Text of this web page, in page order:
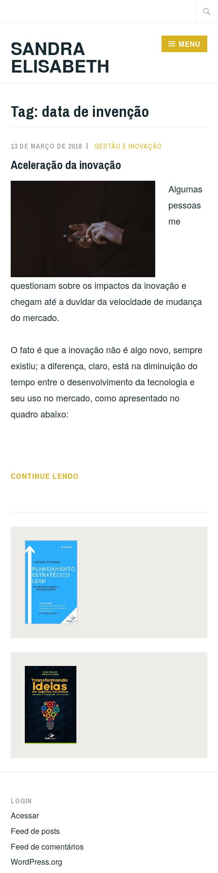
SANDRA
ELISABETH
MENU
Tag: data de invenção
13 DE MARÇO DE 2018 GESTÃO E INOVAÇÃO
Aceleração da inovação
Algumas
pessoas
me
questionam sobre os impactos da inovação e
chegam até a duvidar da velocidade de mudança
do mercado.
O fato é que a inovação não é algo novo, sempre
existiu; a diferença, claro, está na diminuição do
tempo entre o desenvolvimento da tecnologia e
seu uso no mercado, como apresentado no
quadro abaixo:
CONTINUE LENDO
LOGIN
Acessar
Feed de posts
Feed de comentários
WordPress.org